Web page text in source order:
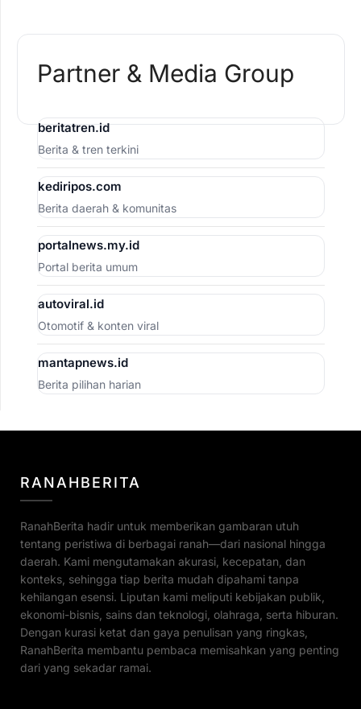
Partner & Media Group
beritatren.id
Berita & tren terkini
kediripos.com
Berita daerah & komunitas
portalnews.my.id
Portal berita umum
autoviral.id
Otomotif & konten viral
mantapnews.id
Berita pilihan harian
RANAHBERITA
RanahBerita hadir untuk memberikan gambaran utuh
tentang peristiwa di berbagai ranah—dari nasional hingga
daerah. Kami mengutamakan akurasi, kecepatan, dan
konteks, sehingga tiap berita mudah dipahami tanpa
kehilangan esensi. Liputan kami meliputi kebijakan publik,
ekonomi-bisnis, sains dan teknologi, olahraga, serta hiburan.
Dengan kurasi ketat dan gaya penulisan yang ringkas,
RanahBerita membantu pembaca memisahkan yang penting
dari yang sekadar ramai.